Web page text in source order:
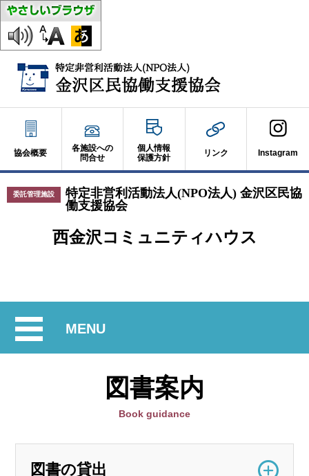
協会概要
各施設への
問合せ
個人情報
保護方針
リンク Instagram
特定非営利活動法人(NPO法人) 金沢区民協
働支援協会
委託管理施設
西金沢コミュニティハウス
MENU開
閉
図書案内
Book guidance
図書の貸出